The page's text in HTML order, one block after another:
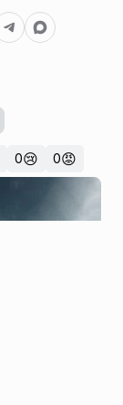
0😢 0😡